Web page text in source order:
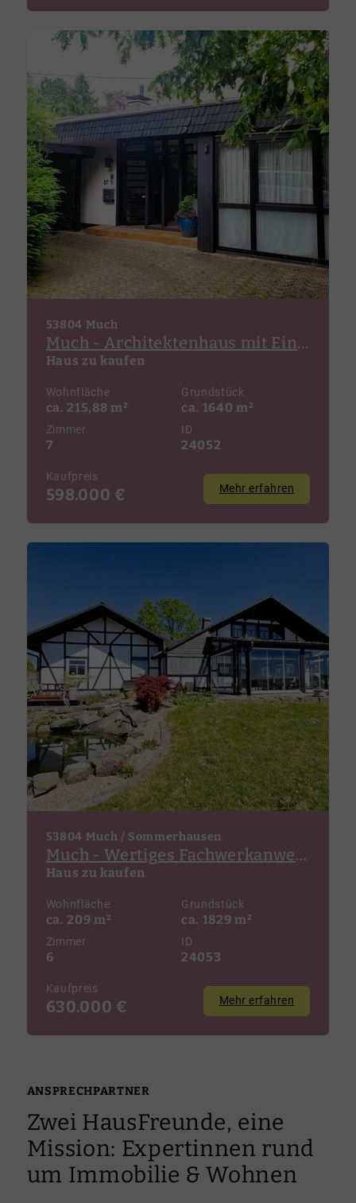
53804 Much
Much - Architektenhaus mit Einliegerwohnung, inklusive 922m² Bauland in zentraler Lage!
Haus zu kaufen
Wohnfläche
ca. 215,88 m²
Grundstück
ca. 1640 m²
Zimmer
7
ID
24052
Kaufpreis
598.000 € Mehr erfahren
53804 Much / Sommerhausen
Much - Wertiges Fachwerkanwesen mit großer Remise, Werkstatt u. optionalem Bauplatz!
Haus zu kaufen
Wohnfläche
ca. 209 m²
Grundstück
ca. 1829 m²
Zimmer
6
ID
24053
Kaufpreis
630.000 € Mehr erfahren
ANSPRECHPARTNER
Zwei HausFreunde, eine
Mission: Expertinnen rund
um Immobilie & Wohnen